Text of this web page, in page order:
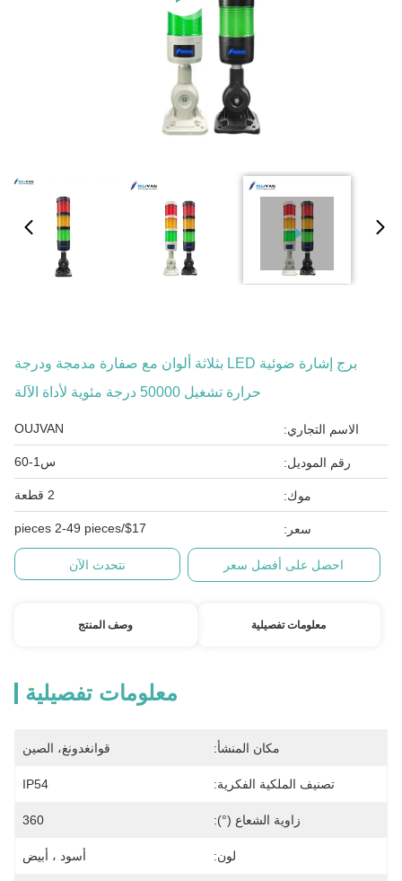
برج إشارة ضوئية LED بثلاثة ألوان مع صفارة مدمجة ودرجة
حرارة تشغيل 50000 درجة مئوية لأداة الآلة
الاسم التجاري: OUJVAN
رقم الموديل: س1-60
موك: 2 قطعة
سعر: $17/pieces 2-49 pieces
احصل على أفضل سعر نتحدث الآن
معلومات تفصيلية وصف المنتج
معلومات تفصيلية
مكان المنشأ: قوانغدونغ، الصين
تصنيف الملكية الفكرية: IP54
زاوية الشعاع (°): 360
لون: أسود ، أبيض